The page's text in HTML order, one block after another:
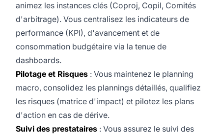
animez les instances clés (Coproj, Copil, Comités
d'arbitrage). Vous centralisez les indicateurs de
performance (KPI), d'avancement et de
consommation budgétaire via la tenue de
dashboards.
Pilotage et Risques : Vous maintenez le planning
macro, consolidez les plannings détaillés, qualifiez
les risques (matrice d'impact) et pilotez les plans
d'action en cas de dérive.
Suivi des prestataires : Vous assurez le suivi des